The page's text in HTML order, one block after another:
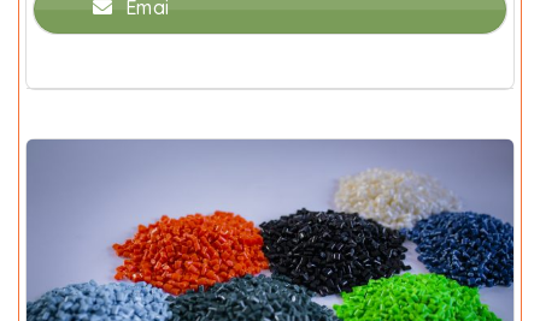
Emai